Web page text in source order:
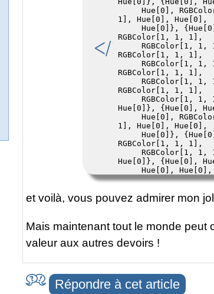
et voilà, vous pouvez admirer mon
Mais maintenant tout le monde peut
valeur aux autres devoirs !
Répondre à cet article